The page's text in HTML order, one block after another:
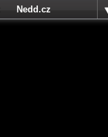
Nedd.cz